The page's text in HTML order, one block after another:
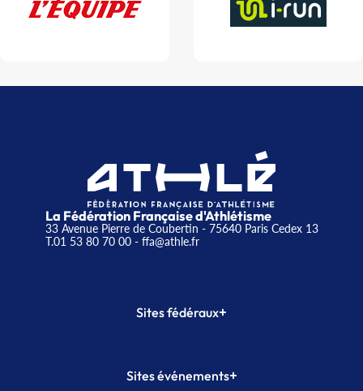
La Fédération Française d'Athlétisme
33 Avenue Pierre de Coubertin - 75640 Paris Cedex 13
T.01 53 80 70 00- ffa@athle.fr
Sites fédéraux+
Plateforme Formation
Sites événements+